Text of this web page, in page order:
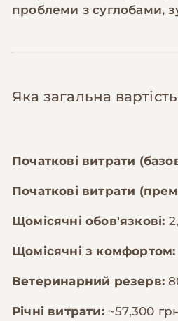
проблеми з суглобами,
Яка загальна
Початкові витрати
Початкові витрати
Щомісячні обов'язкові:
Щомісячні з комфортом:
Ветеринарний резерв:
Річні витрати: ~57,300